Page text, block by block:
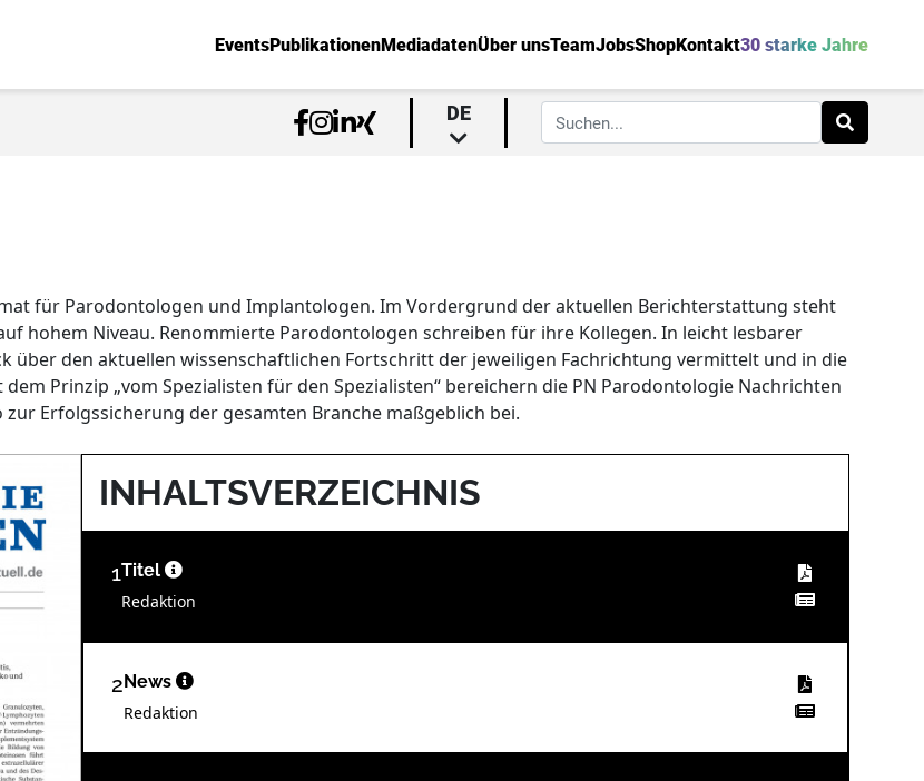
EventsPublikationenMediadatenÜber unsTeamJobsShopKontakt30 starke Jahre
DE
für Parodontologen und Implantologen. Im Vordergrund der aktuellen Berichterstattung steht
hohem Niveau. Renommierte Parodontologen schreiben für ihre Kollegen. In leicht lesbarer
den aktuellen wissenschaftlichen Fortschritt der jeweiligen Fachrichtung vermittelt und in die
Prinzip „vom Spezialisten für den Spezialisten“ bereichern die PN Parodontologie Nachrichten
Erfolgssicherung der gesamten Branche maßgeblich bei.
INHALTSVERZEICHNIS
1Titel
Redaktion
2News
Redaktion